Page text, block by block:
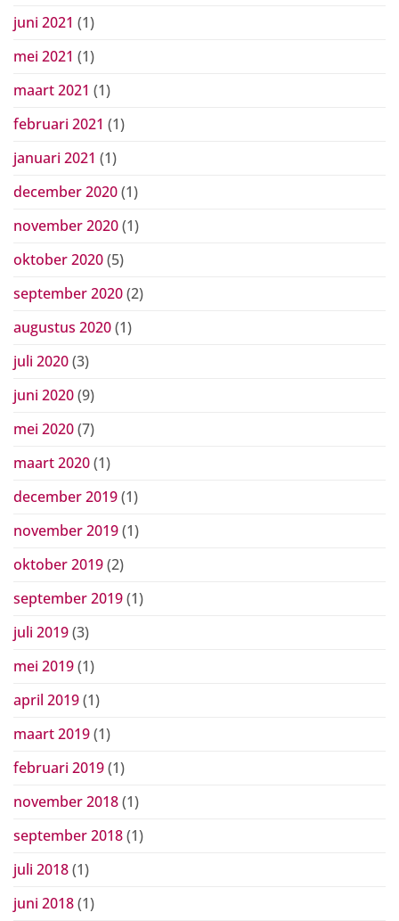
juni 2021 (1)
mei 2021 (1)
maart 2021 (1)
februari 2021 (1)
januari 2021 (1)
december 2020(1)
november 2020(1)
oktober 2020(5)
september 2020(2)
augustus 2020(1)
juli 2020(3)
juni 2020(9)
mei 2020(7)
maart 2020(1)
december 2019(1)
november 2019(1)
oktober 2019(2)
september 2019(1)
juli 2019(3)
mei 2019(1)
april 2019(1)
maart 2019(1)
februari 2019(1)
november 2018(1)
september 2018(1)
juli 2018(1)
juni 2018(1)